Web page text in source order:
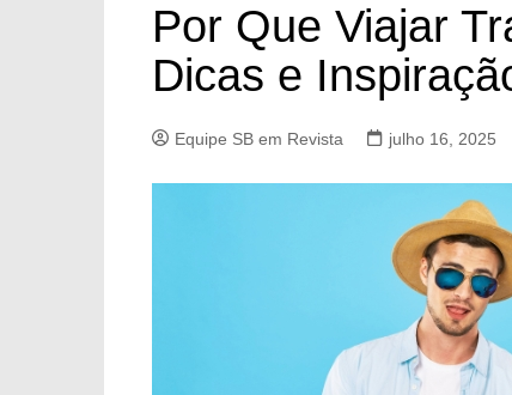
Por Que Viajar
Dicas e
Equipe SB em Revista julho 16, 2025